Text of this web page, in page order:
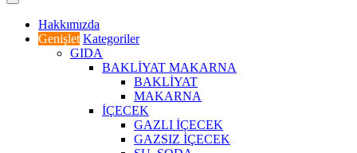
Hakkımızda
Genişlet Kategoriler
GIDA
BAKLİYAT MAKARNA
BAKLİYAT
MAKARNA
İÇECEK
GAZLI İÇECEK
GAZSIZ İÇECEK